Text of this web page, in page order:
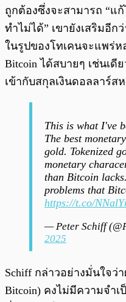
ถูกต้องซึ่งจะสามารถ “แ
ทำไม่ได้” เขายังเสริมอี
ในรูปของโทเคนจะแพร่
Bitcoin ได้สบายๆ เช่นเดี
เข้ากับสกุลเงินดอลลาร์ส
This is what I've
The best
gold. Tokenized
monetary
than Bitcoin
problems that
https://t.co/
— Peter Schiff
2025
Schiff กล่าวอย่างมั่นใจ
Bitcoin) คงไม่มีความจำ